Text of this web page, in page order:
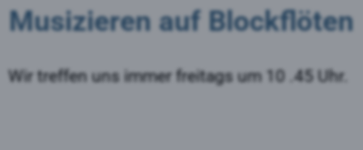
Musizieren auf Blockflöten
Wir treffen uns immer freitags um 10 .45 Uhr.